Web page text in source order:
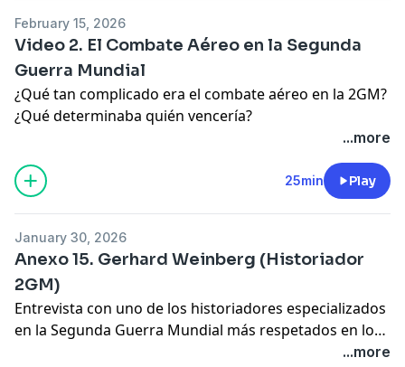
February 15, 2026
Video 2. El Combate Aéreo en la Segunda
Guerra Mundial
¿Qué tan complicado era el combate aéreo en la 2GM?
¿Qué determinaba quién vencería?
...more
25min Play
January 30, 2026
Anexo 15. Gerhard Weinberg (Historiador
2GM)
Entrevista con uno de los historiadores especializados
en la Segunda Guerra Mundial más respetados en los
...more